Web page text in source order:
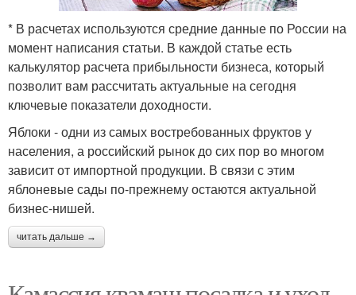
* В расчетах используются средние данные по России на
момент написания статьи. В каждой статье есть
калькулятор расчета прибыльности бизнеса, который
позволит вам рассчитать актуальные на сегодня
ключевые показатели доходности.
Яблоки - одни из самых востребованных фруктов у
населения, а российский рынок до сих пор во многом
зависит от импортной продукции. В связи с этим
яблоневые сады по-прежнему остаются актуальной
бизнес-нишей.
читать дальше →